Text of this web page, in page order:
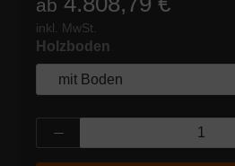
ab
inkl. MwSt.
Holzboden
Produkt Anzahl: Gib